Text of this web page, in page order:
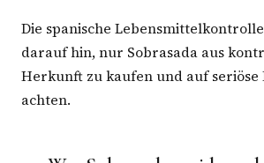
Die spanische Lebensmittelkontrolle
darauf hin, nur Sobrasada aus
Herkunft zu kaufen und auf
achten.